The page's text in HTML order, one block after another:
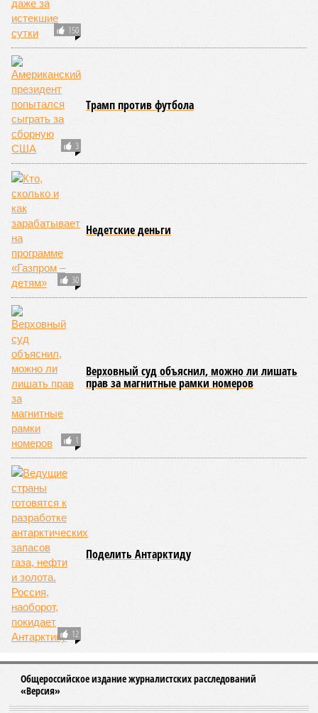
Киев перешёл к террору гражданских, пора давать адекватный ответ
Август не стал ломать мрачной традиции: 1-го числа – теракт на
Кудринской площади в Москве с пятерыми погибшими, а 3-го –
удар украинским дроном по отдыхающим на пляже под
Геленджиком – погибли семеро, из них четверо –
несовершеннолетние. Киев, проигрывая на поле боя,
терроризирует гражданских, отыгрывается на наших детях. Пора
бы призвать террористов к ответу, не так ли?
Генералов в Москве
готовили покушения на видных чиновников и журналистов
– всё уже было. В этот раз погибли зять главкома ВКС
Александра Чайко
лейтенант. Война идёт и в тылу, что поделать. Против
мирных людей – в том числе.
столичном ресторане Balzi Rossi очевидным образом
является важнейшим политическим событием недели,
несмотря на то что никаких официальных комментариев
так и не последовало,
Мардан
говорит о важности произошедшего даже больше, чем
любые громкие заявления». «Упорное нежелание
официально объявить политическое руководство
Украины во главе с Зеленским террористами откровенно
удивляет,– в тон Мардану изумляется политолог
Пилько. –
таки случилось? И что мешает этому простому и